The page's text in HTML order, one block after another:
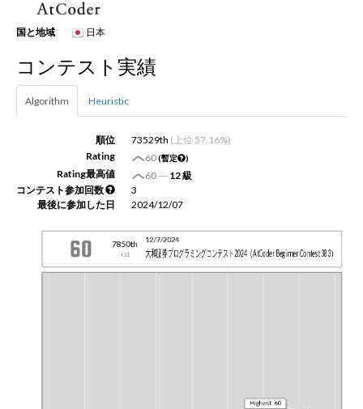
JP EN
新規登録
国と地域 日本
コンテスト実績
Algorithm Heuristic
順位 73529th (上位 57.16%)
Rating
60(暫定 )
Rating最高値 60― 12 級
コンテスト参加回数
3
最後に参加した日
2024/12/07